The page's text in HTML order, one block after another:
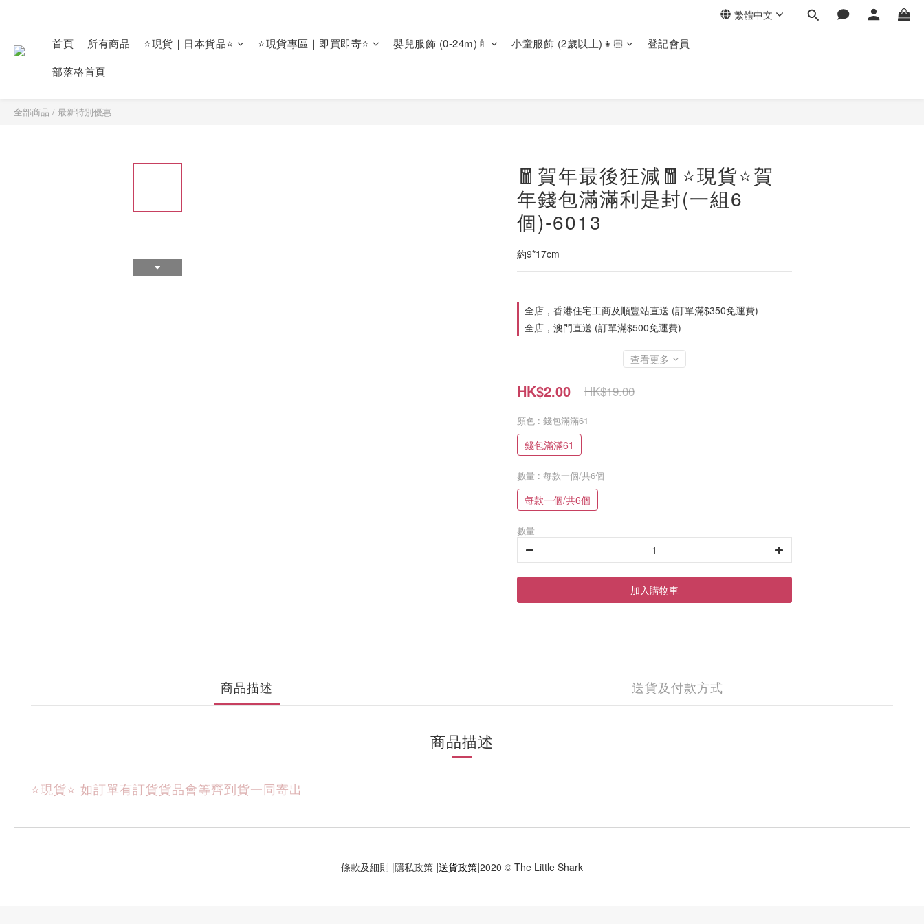
繁體中文
首頁 所有商品 ⭐現貨｜日本貨品⭐ ⭐現貨專區｜即買即寄⭐ 嬰兒服飾 (0-24m)🍼 小童服飾 (2歲以上)👧🏻
登記會員
部落格首頁
全部商品 / 最新特別優惠
🧧賀年最後狂減🧧⭐現貨⭐賀
年錢包滿滿利是封(一組6
個)-6013
約9*17cm
全店，香港住宅工商及順豐站直送 (訂單滿$350免運費)
全店，澳門直送 (訂單滿$500免運費)
查看更多
HK$2.00 HK$19.00
顏色 : 錢包滿滿61
錢包滿滿61
數量 : 每款一個/共6個
每款一個/共6個
數量
加入購物車
商品描述 送貨及付款方式
商品描述
⭐現貨⭐ 如訂單有訂貨貨品會等齊到貨一同寄出
條款及細則 |隱私政策 |送貨政策|2020 © The Little Shark